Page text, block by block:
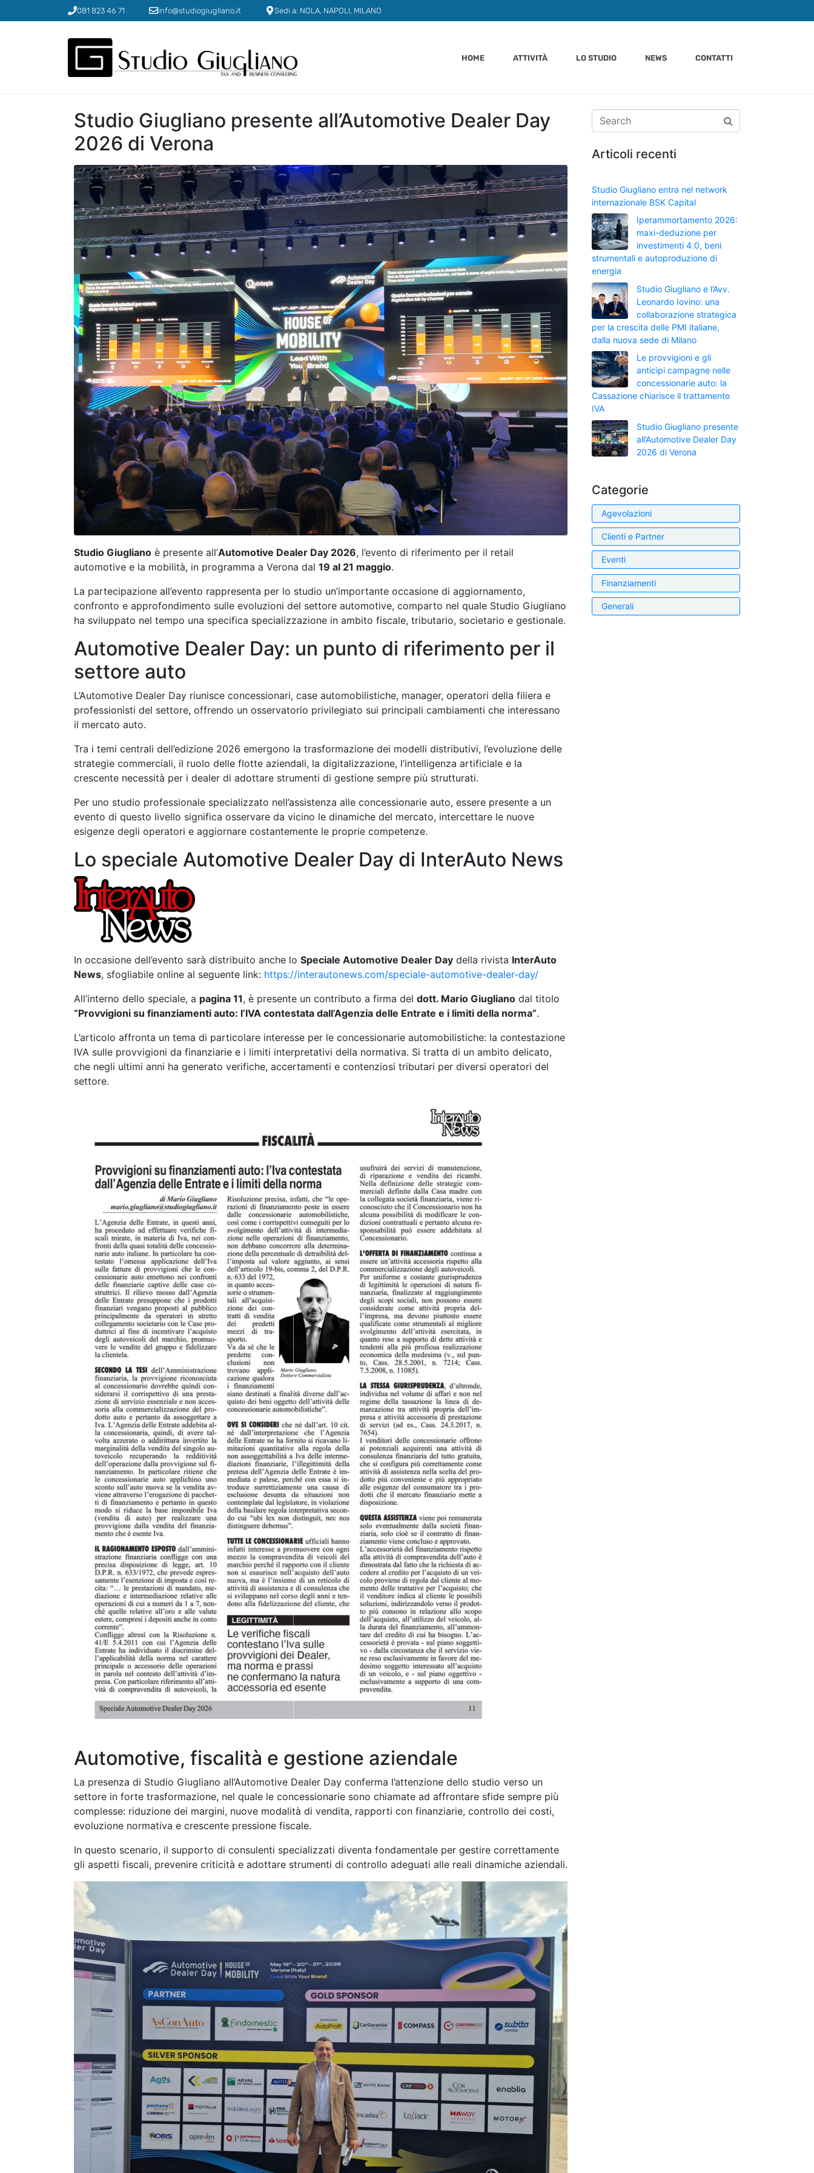
081 823 46 71 info@studiogiugliano.it Sedi a: NOLA, NAPOLI, MILANO
HOME ATTIVITÀ LO STUDIO NEWS CONTATTI
Studio Giugliano presente all’Automotive Dealer Day
2026 di Verona
Studio Giugliano è presente all’Automotive Dealer Day 2026, l’evento di riferimento per il retail
automotive e la mobilità, in programma a Verona dal 19 al 21 maggio.
La partecipazione all’evento rappresenta per lo studio un’importante occasione di aggiornamento,
confronto e approfondimento sulle evoluzioni del settore automotive, comparto nel quale Studio Giugliano
ha sviluppato nel tempo una specifica specializzazione in ambito fiscale, tributario, societario e gestionale.
Automotive Dealer Day: un punto di riferimento per il
settore auto
L’Automotive Dealer Day riunisce concessionari, case automobilistiche, manager, operatori della filiera e
professionisti del settore, offrendo un osservatorio privilegiato sui principali cambiamenti che interessano
il mercato auto.
Tra i temi centrali dell’edizione 2026 emergono la trasformazione dei modelli distributivi, l’evoluzione delle
strategie commerciali, il ruolo delle flotte aziendali, la digitalizzazione, l’intelligenza artificiale e la
crescente necessità per i dealer di adottare strumenti di gestione sempre più strutturati.
Per uno studio professionale specializzato nell’assistenza alle concessionarie auto, essere presente a un
evento di questo livello significa osservare da vicino le dinamiche del mercato, intercettare le nuove
esigenze degli operatori e aggiornare costantemente le proprie competenze.
Lo speciale Automotive Dealer Day di InterAuto News
In occasione dell’evento sarà distribuito anche lo Speciale Automotive Dealer Day della rivista InterAuto
News, sfogliabile online al seguente link: https://interautonews.com/speciale-automotive-dealer-day/
All’interno dello speciale, a pagina 11, è presente un contributo a firma del dott. Mario Giugliano dal titolo
“Provvigioni su finanziamenti auto: l’IVA contestata dall’Agenzia delle Entrate e i limiti della norma”.
L’articolo affronta un tema di particolare interesse per le concessionarie automobilistiche: la contestazione
IVA sulle provvigioni da finanziarie e i limiti interpretativi della normativa. Si tratta di un ambito delicato,
che negli ultimi anni ha generato verifiche, accertamenti e contenziosi tributari per diversi operatori del
settore.
Automotive, fiscalità e gestione aziendale
La presenza di Studio Giugliano all’Automotive Dealer Day conferma l’attenzione dello studio verso un
settore in forte trasformazione, nel quale le concessionarie sono chiamate ad affrontare sfide sempre più
complesse: riduzione dei margini, nuove modalità di vendita, rapporti con finanziarie, controllo dei costi,
evoluzione normativa e crescente pressione fiscale.
In questo scenario, il supporto di consulenti specializzati diventa fondamentale per gestire correttamente
gli aspetti fiscali, prevenire criticità e adottare strumenti di controllo adeguati alle reali dinamiche aziendali.
Articoli recenti
Studio Giugliano entra nel network
internazionale BSK Capital
Iperammortamento 2026:
maxi-deduzione per
investimenti 4.0, beni
strumentali e autoproduzione di
energia
Studio Giugliano e l’Avv.
Leonardo Iovino: una
collaborazione strategica
per la crescita delle PMI italiane,
dalla nuova sede di Milano
Le provvigioni e gli
anticipi campagne nelle
concessionarie auto: la
Cassazione chiarisce il trattamento
IVA
Studio Giugliano presente
all’Automotive Dealer Day
2026 di Verona
Categorie
Agevolazioni
Clienti e Partner
Eventi
Finanziamenti
Generali